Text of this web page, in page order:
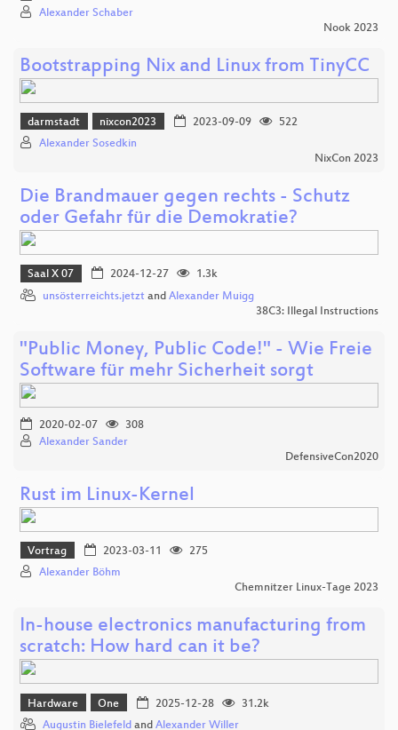
Alexander Schaber
Nook 2023
Bootstrapping Nix and Linux from TinyCC
darmstadt nixcon2023 2023-09-09
522
Alexander Sosedkin
NixCon 2023
Die Brandmauer gegen rechts - Schutz
oder Gefahr für die Demokratie?
Saal X 07 2024-12-27
1.3k
unsösterreichts.jetzt and Alexander Muigg
38C3: Illegal Instructions
"Public Money, Public Code!" - Wie Freie
Software für mehr Sicherheit sorgt
2020-02-07
308
Alexander Sander
DefensiveCon2020
Rust im Linux-Kernel
Vortrag 2023-03-11
275
Alexander Böhm
Chemnitzer Linux-Tage 2023
In-house electronics manufacturing from
scratch: How hard can it be?
Hardware One 2025-12-28
31.2k
Augustin Bielefeld and Alexander Willer